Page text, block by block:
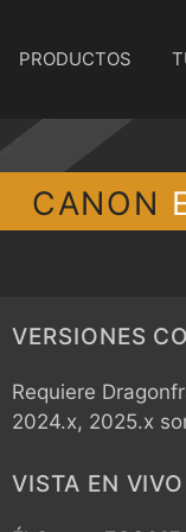
PRODUCTOS
CANON
VERSIONES
Requiere
2024.x, 2025.x
VISTA EN VIVO